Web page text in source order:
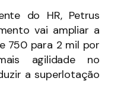
do HR, Petrus
vai ampliar a
750 para 2 mil por
agilidade no
a superlotação